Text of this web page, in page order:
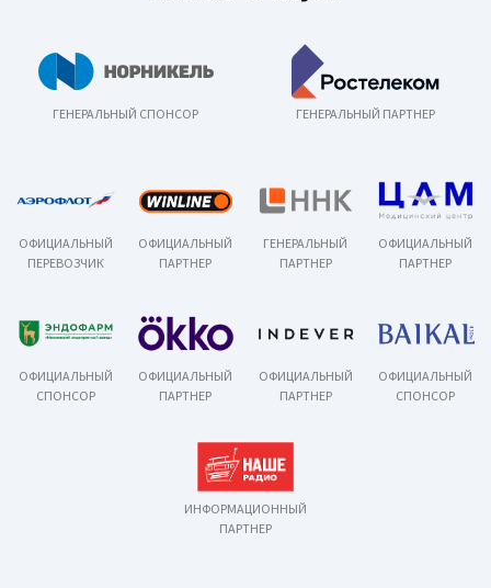
ГЕНЕРАЛЬНЫЙ СПОНСОР ГЕНЕРАЛЬНЫЙ ПАРТНЕР
ОФИЦИАЛЬНЫЙ
ПЕРЕВОЗЧИК
ОФИЦИАЛЬНЫЙ
ПАРТНЕР
ГЕНЕРАЛЬНЫЙ
ПАРТНЕР
ОФИЦИАЛЬНЫЙ
ПАРТНЕР
ОФИЦИАЛЬНЫЙ
СПОНСОР
ОФИЦИАЛЬНЫЙ
ПАРТНЕР
ОФИЦИАЛЬНЫЙ
ПАРТНЕР
ОФИЦИАЛЬНЫЙ
СПОНСОР
ИНФОРМАЦИОННЫЙ
ПАРТНЕР